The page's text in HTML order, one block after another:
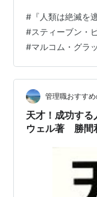
られるのか？」を
史・哲学すべての
に、わたし好みの
「緊急出版！ 日
る〈人類の限界〉
（『暴力の人類史
（…
# 『人類は絶滅を
#スティーブン・
#マルコム・グラ
管理職おすす
天才！成功す
ウェル著 勝間